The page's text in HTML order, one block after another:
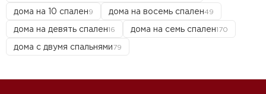
дома на 10 спален9 дома на восемь спален49
дома на девять спален16 дома на семь спален170
дома с двумя спальнями79